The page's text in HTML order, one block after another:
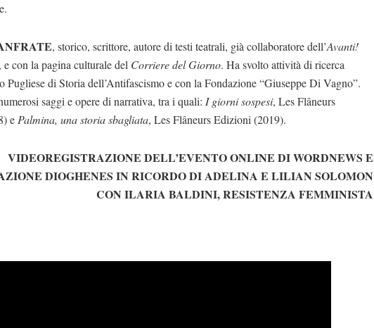
, storico, scrittore, autore di testi teatrali, già collaboratore dell’Avanti!
e con la pagina culturale del Corriere del Giorno. Ha svolto attività di ricerca
Pugliese di Storia dell’Antifascismo e con la Fondazione “Giuseppe Di Vagno”.
saggi e opere di narrativa, tra i quali: I giorni sospesi, Les Flâneurs
ePalmina, una storia sbagliata, Les Flâneurs Edizioni (2019).
VIDEOREGISTRAZIONE DELL’EVENTO ONLINE DI WORDNEWS E
DIOGHENES IN RICORDO DI ADELINA E LILIAN SOLOMON
CON ILARIA BALDINI, RESISTENZA FEMMINISTA